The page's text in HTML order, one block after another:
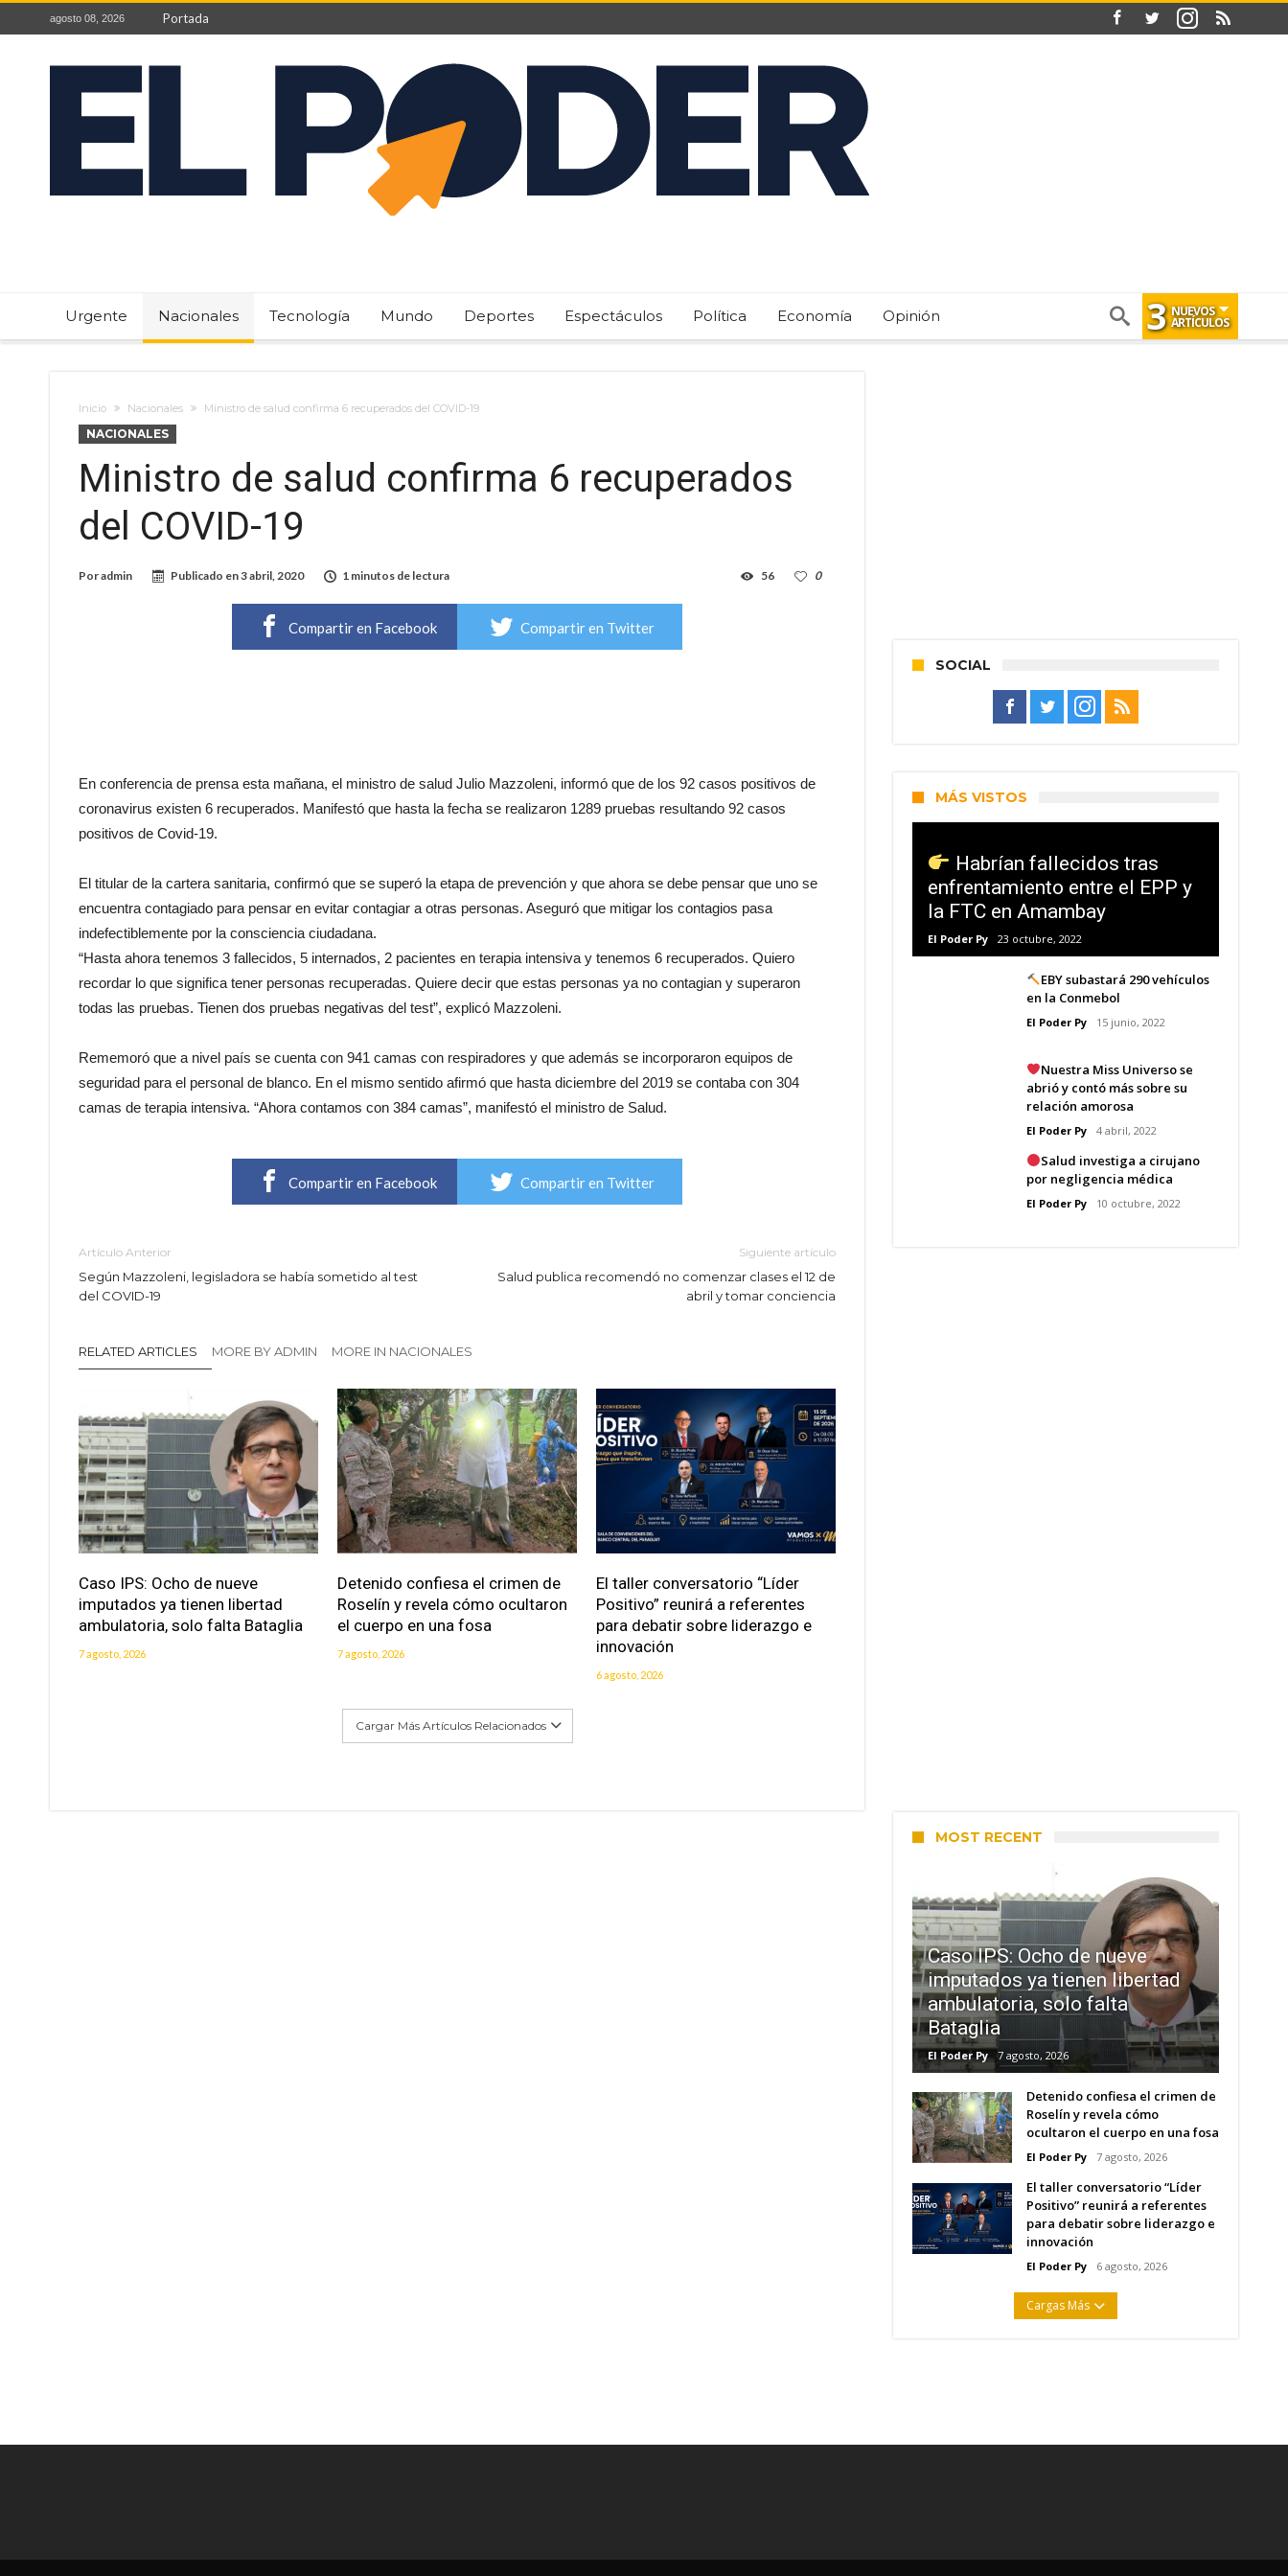
agosto 08, 2026 Portada
Urgente Nacionales Tecnología Mundo Deportes Espectáculos Política Economía Opinión 3 NUEVOS
ARTÍCULOS
Inicio Nacionales Ministro de salud confirma 6 recuperados del COVID-19
NACIONALES
Ministro de salud confirma 6 recuperados
del COVID-19
Poradmin Publicado en3 abril, 2020 1 minutos de lectura 0
56
Compartir en Facebook Compartir en Twitter
En conferencia de prensa esta mañana, el ministro de salud Julio Mazzoleni, informó que de los 92 casos positivos de
coronavirus existen 6 recuperados. Manifestó que hasta la fecha se realizaron 1289 pruebas resultando 92 casos
positivos de Covid-19.
El titular de la cartera sanitaria, confirmó que se superó la etapa de prevención y que ahora se debe pensar que uno se
encuentra contagiado para pensar en evitar contagiar a otras personas. Aseguró que mitigar los contagios pasa
indefectiblemente por la consciencia ciudadana.
“Hasta ahora tenemos 3 fallecidos, 5 internados, 2 pacientes en terapia intensiva y tenemos 6 recuperados. Quiero
recordar lo que significa tener personas recuperadas. Quiere decir que estas personas ya no contagian y superaron
todas las pruebas. Tienen dos pruebas negativas del test”, explicó Mazzoleni.
Rememoró que a nivel país se cuenta con 941 camas con respiradores y que además se incorporaron equipos de
seguridad para el personal de blanco. En el mismo sentido afirmó que hasta diciembre del 2019 se contaba con 304
camas de terapia intensiva. “Ahora contamos con 384 camas”, manifestó el ministro de Salud.
Compartir en Facebook Compartir en Twitter
Artículo Anterior
Según Mazzoleni, legisladora se había sometido al test
del COVID-19
Siguiente artículo
Salud publica recomendó no comenzar clases el 12 de
abril y tomar conciencia
RELATED ARTICLES MORE BY ADMIN MORE IN NACIONALES
Caso IPS: Ocho de nueve
imputados ya tienen libertad
ambulatoria, solo falta Bataglia
7 agosto, 2026
Detenido confiesa el crimen de
Roselín y revela cómo ocultaron
el cuerpo en una fosa
7 agosto, 2026
El taller conversatorio “Líder
Positivo” reunirá a referentes
para debatir sobre liderazgo e
innovación
6 agosto, 2026
Cargar Más Artículos Relacionados
SOCIAL
MÁS VISTOS
Habrían fallecidos tras
enfrentamiento entre el EPP y
la FTC en Amambay
El Poder Py 23 octubre, 2022
EBY subastará 290 vehículos
en la Conmebol
El Poder Py 15 junio, 2022
Nuestra Miss Universo se
abrió y contó más sobre su
relación amorosa
El Poder Py 4 abril, 2022
Salud investiga a cirujano
por negligencia médica
El Poder Py 10 octubre, 2022
MOST RECENT
Caso IPS: Ocho de nueve
imputados ya tienen libertad
ambulatoria, solo falta
Bataglia
El Poder Py 7 agosto, 2026
Detenido confiesa el crimen de
Roselín y revela cómo
ocultaron el cuerpo en una fosa
El Poder Py 7 agosto, 2026
El taller conversatorio “Líder
Positivo” reunirá a referentes
para debatir sobre liderazgo e
innovación
El Poder Py 6 agosto, 2026
Cargas Más